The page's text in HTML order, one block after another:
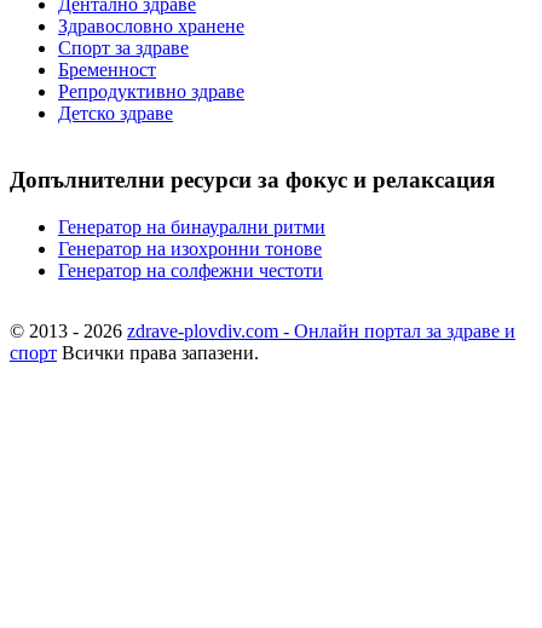
Дентално здраве
Здравословно хранене
Спорт за здраве
Бременност
Репродуктивно здраве
Детско здраве
Допълнителни ресурси за фокус и релаксация
Генератор на бинаурални ритми
Генератор на изохронни тонове
Генератор на солфежни честоти
© 2013 - 2026 zdrave-plovdiv.com - Онлайн портал за здраве и
спорт Всички права запазени.